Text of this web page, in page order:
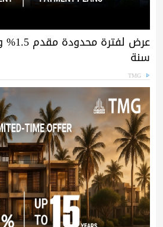
سنة
TMG